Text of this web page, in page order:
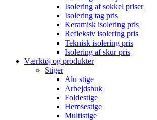
Isolering af sokkel priser
Isolering tag pris
Keramisk isolering pris
Refleksiv isolering pris
Teknisk isolering pris
Isolering af skur pris
Værktøj og produkter
Stiger
Alu stige
Arbejdsbuk
Foldestige
Hemsestige
Multistige